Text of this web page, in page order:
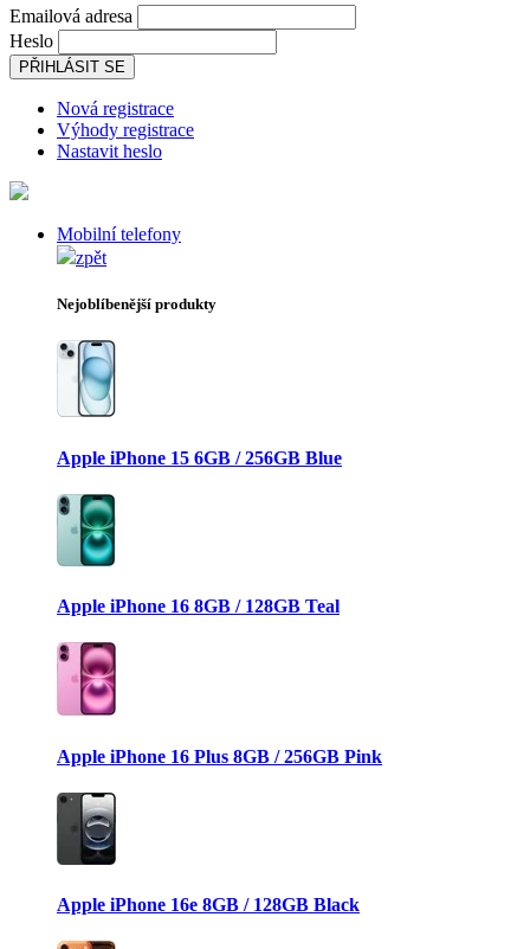
Emailová adresa
Heslo
PŘIHLÁSIT SE
Nová registrace
Výhody registrace
Nastavit heslo
Mobilní telefony
zpět
Nejoblíbenější produkty
Apple iPhone 15 6GB / 256GB Blue
Apple iPhone 16 8GB / 128GB Teal
Apple iPhone 16 Plus 8GB / 256GB Pink
Apple iPhone 16e 8GB / 128GB Black